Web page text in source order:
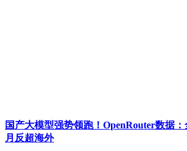
国产大模型强势领跑！OpenRouter数据
月反超海外